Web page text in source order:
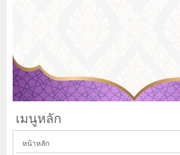
เมนูหลัก
หน้าหลัก